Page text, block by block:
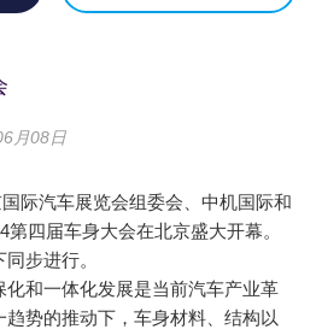
月08日
际汽车展览会组委会、中机国际和
四届车身大会在北京盛大开幕。
步进行。
和一体化发展是当前汽车产业革
势的推动下，车身材料、结构以